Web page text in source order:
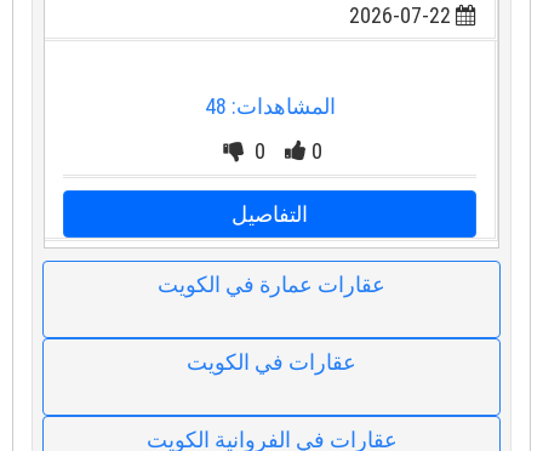
2026-07-22
المشاهدات: 48
0
0
التفاصيل
عقارات عمارة في الكويت
عقارات في الكويت
عقارات في الفروانية الكويت